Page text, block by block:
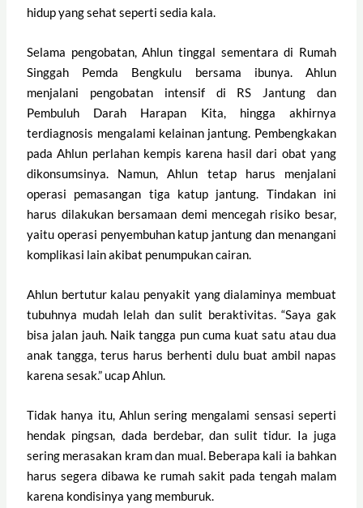
hidup yang sehat seperti sedia kala.
Selama pengobatan, Ahlun tinggal sementara di Rumah
Singgah Pemda Bengkulu bersama ibunya. Ahlun
menjalani pengobatan intensif di RS Jantung dan
Pembuluh Darah Harapan Kita, hingga akhirnya
terdiagnosis mengalami kelainan jantung. Pembengkakan
pada Ahlun perlahan kempis karena hasil dari obat yang
dikonsumsinya. Namun, Ahlun tetap harus menjalani
operasi pemasangan tiga katup jantung. Tindakan ini
harus dilakukan bersamaan demi mencegah risiko besar,
yaitu operasi penyembuhan katup jantung dan menangani
komplikasi lain akibat penumpukan cairan.
Ahlun bertutur kalau penyakit yang dialaminya membuat
tubuhnya mudah lelah dan sulit beraktivitas. “Saya gak
bisa jalan jauh. Naik tangga pun cuma kuat satu atau dua
anak tangga, terus harus berhenti dulu buat ambil napas
karena sesak.” ucap Ahlun.
Tidak hanya itu, Ahlun sering mengalami sensasi seperti
hendak pingsan, dada berdebar, dan sulit tidur. Ia juga
sering merasakan kram dan mual. Beberapa kali ia bahkan
harus segera dibawa ke rumah sakit pada tengah malam
karena kondisinya yang memburuk.